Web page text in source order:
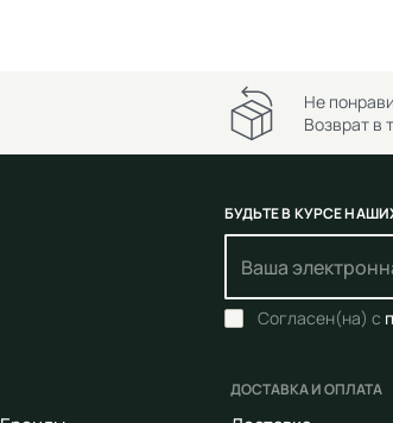
Не
Возврат в
БУДЬТЕ В КУРСЕ
Согласен(на) с
ДОСТАВКА И ОПЛАТА